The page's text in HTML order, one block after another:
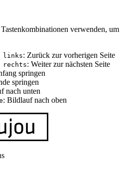
verwenden, um
links: Zurück zur vorherigen Seite
rechts: Weiter zur nächsten Seite
springen
springen
nach unten
: Bildlauf nach oben